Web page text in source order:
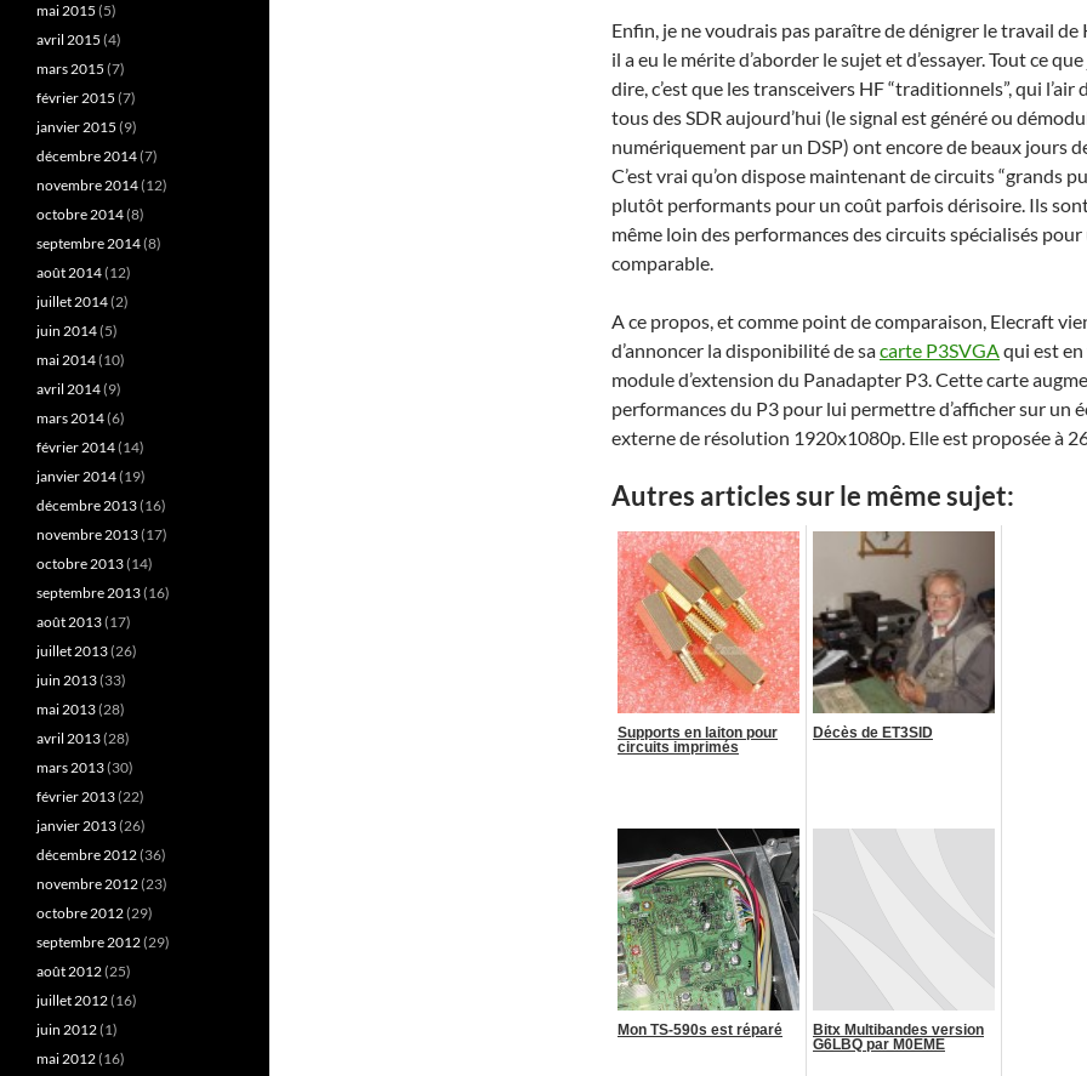
Enfin, je ne voudrais pas paraître de dénigrer le travail de
il a eu le mérite d’aborder le sujet et d’essayer. Tout ce
dire, c’est que les transceivers HF “traditionnels”, qui l’air
tous des SDR aujourd’hui (le signal est généré ou
numériquement par un DSP) ont encore de beaux jours
C’est vrai qu’on dispose maintenant de circuits “grands
plutôt performants pour un coût parfois dérisoire. Ils
même loin des performances des circuits spécialisés
comparable.
A ce propos, et comme point de comparaison, Elecraft
d’annoncer la disponibilité de sacarte P3SVGAqui est
module d’extension du Panadapter P3. Cette carte
performances du P3 pour lui permettre d’afficher sur un
externe de résolution 1920x1080p. Elle est proposée à
Autres articles sur le même sujet:
Supports en laiton pour
circuits imprimés
Décès de ET3SID
Mon TS-590s est réparé
Bitx Multibandes version
G6LBQ par M0EME
mai 2015 (5)
avril 2015 (4)
mars 2015 (7)
février 2015 (7)
janvier 2015 (9)
décembre 2014(7)
novembre 2014(12)
octobre 2014(8)
septembre 2014(8)
août 2014(12)
juillet 2014(2)
juin 2014(5)
mai 2014(10)
avril 2014(9)
mars 2014(6)
février 2014(14)
janvier 2014(19)
décembre 2013(16)
novembre 2013(17)
octobre 2013(14)
septembre 2013(16)
août 2013(17)
juillet 2013(26)
juin 2013(33)
mai 2013(28)
avril 2013(28)
mars 2013(30)
février 2013(22)
janvier 2013(26)
décembre 2012(36)
novembre 2012(23)
octobre 2012(29)
septembre 2012(29)
août 2012(25)
juillet 2012(16)
juin 2012(1)
mai 2012(16)